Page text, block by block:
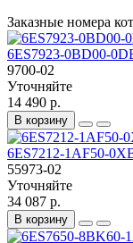
Заказные номера
6ES7923-0BD00-
9700-02
Уточняйте
14 490 р.
В корзину
6ES7212-1AF50-
55973-02
Уточняйте
34 087 р.
В корзину